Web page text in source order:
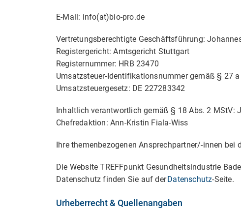
E-Mail: info(at)bio-pro.de
Vertretungsberechtigte Geschäftsführung:
Registergericht: Amtsgericht Stuttgart
Registernummer: HRB 23470
Umsatzsteuer-Identifikationsnummer gemäß § 27 a
Umsatzsteuergesetz: DE 227283342
Inhaltlich verantwortlich gemäß § 18 Abs. 2 MStV:
Chefredaktion: Ann-Kristin Fiala-Wiss
Ihre themenbezogenen Ansprechpartner/-innen bei
Die Website TREFFpunkt Gesundheitsindustrie
Datenschutz finden Sie auf derDatenschutz-Seite.
Urheberrecht & Quellenangaben